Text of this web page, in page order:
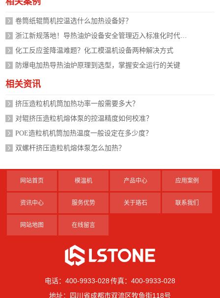
卷筒纸辊筒机控温选什么加热设备好？
化工反应釜降温难题？化工模温机设备两种解决方式
防爆电加热导热油炉原理到选型，掌握安全运行的关键
相关资讯
挤压造粒机机筒加热功率一般需要多大？
对辊挤压造粒机熔体泵的控温精度如何校准？
POE造粒机机筒加热温度一般设定在多少度？
双螺杆挤压造粒机熔体泵怎么加热？
网站首页 模温机 产品中心 应用案例
资讯中心 服务优势 关于珞石 联系我们
网站地图 在线留言
电话：400-9933-028 传真：400-9933-028
地址：四川省成都市双流区牧鱼街118号